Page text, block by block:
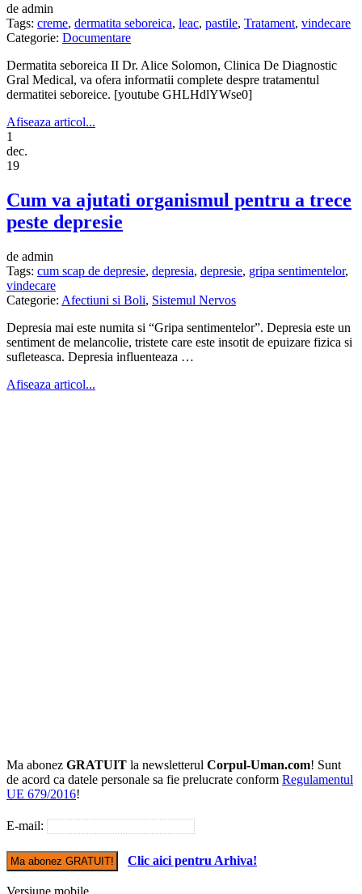
de admin
Tags: creme, dermatita seboreica, leac, pastile, Tratament, vindecare
Categorie: Documentare
Dermatita seboreica II Dr. Alice Solomon, Clinica De Diagnostic
Gral Medical, va ofera informatii complete despre tratamentul
dermatitei seboreice. [youtube GHLHdlYWse0]
Afiseaza articol...
1
dec.
19
Cum va ajutati organismul pentru a trece
peste depresie
de admin
Tags: cum scap de depresie, depresia, depresie, gripa sentimentelor,
vindecare
Categorie: Afectiuni si Boli, Sistemul Nervos
Depresia mai este numita si “Gripa sentimentelor”. Depresia este un
sentiment de melancolie, tristete care este insotit de epuizare fizica si
sufleteasca. Depresia influenteaza …
Afiseaza articol...
Ma abonez GRATUIT la newsletterul Corpul-Uman.com! Sunt
de acord ca datele personale sa fie prelucrate conform Regulamentul
UE 679/2016!
E-mail:
Clic aici pentru Arhiva!
Versiune mobile